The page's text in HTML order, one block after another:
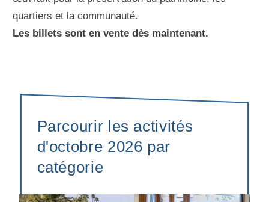
quartiers et la communauté.
Les billets sont en vente dès maintenant.
Parcourir les activités
d'octobre 2026 par
catégorie